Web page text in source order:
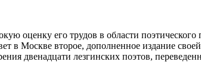
оценку его трудов в области
в Москве второе, дополненное издание
двенадцати лезгинских поэтов,